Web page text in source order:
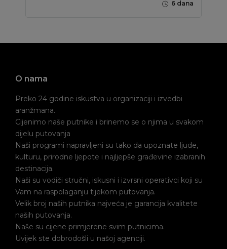
6 dana
O nama
Preko 24 godine iskustva u organizaciji i izvedbi
aranžmana.
Cijenimo naše putnike i brinemo se o njima u svakom
dijelu putovanja
Naši programi napravljeni su tako da upoznate ljude,
kulturu, prirodne ljepote i najljepše građevine izabranih
destinacija.
Naši su vodiči stručni, iskusni i izvrsni operativci koji su
Vam na raspolaganju tijekom putovanja.
Velik broj naših putnika najveća je garancija kvalitete
naših putovanja.
Naše su cijene primjerene svim putnicima.
Uvijek ste dobrodošli u našoj agenciji.